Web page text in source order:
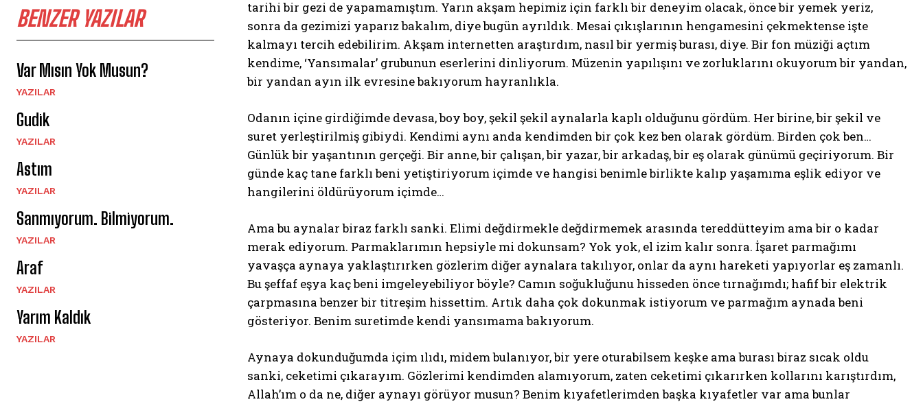
BENZER YAZILAR
Var Mısın Yok Musun?
YAZILAR
Gudik
YAZILAR
Astım
YAZILAR
Sanmıyorum. Bilmiyorum.
YAZILAR
Araf
YAZILAR
Yarım Kaldık
YAZILAR
tarihi bir gezi de yapamamıştım. Yarın akşam hepimiz için farklı bir deneyim olacak, önce bir yemek yeriz,
sonra da gezimizi yaparız bakalım, diye bugün ayrıldık. Mesai çıkışlarının hengamesini çekmektense işte
kalmayı tercih edebilirim. Akşam internetten araştırdım, nasıl bir yermiş burası, diye. Bir fon müziği açtım
kendime, ‘Yansımalar’ grubunun eserlerini dinliyorum. Müzenin yapılışını ve zorluklarını okuyorum bir yandan,
bir yandan ayın ilk evresine bakıyorum hayranlıkla.
Odanın içine girdiğimde devasa, boy boy, şekil şekil aynalarla kaplı olduğunu gördüm. Her birine, bir şekil ve
suret yerleştirilmiş gibiydi. Kendimi aynı anda kendimden bir çok kez ben olarak gördüm. Birden çok ben…
Günlük bir yaşantının gerçeği. Bir anne, bir çalışan, bir yazar, bir arkadaş, bir eş olarak günümü geçiriyorum. Bir
günde kaç tane farklı beni yetiştiriyorum içimde ve hangisi benimle birlikte kalıp yaşamıma eşlik ediyor ve
hangilerini öldürüyorum içimde…
Ama bu aynalar biraz farklı sanki. Elimi değdirmekle değdirmemek arasında tereddütteyim ama bir o kadar
merak ediyorum. Parmaklarımın hepsiyle mi dokunsam? Yok yok, el izim kalır sonra. İşaret parmağımı
yavaşça aynaya yaklaştırırken gözlerim diğer aynalara takılıyor, onlar da aynı hareketi yapıyorlar eş zamanlı.
Bu şeffaf eşya kaç beni imgeleyebiliyor böyle? Camın soğukluğunu hisseden önce tırnağımdı; hafif bir elektrik
çarpmasına benzer bir titreşim hissettim. Artık daha çok dokunmak istiyorum ve parmağım aynada beni
gösteriyor. Benim suretimde kendi yansımama bakıyorum.
Aynaya dokunduğumda içim ılıdı, midem bulanıyor, bir yere oturabilsem keşke ama burası biraz sıcak oldu
sanki, ceketimi çıkarayım. Gözlerimi kendimden alamıyorum, zaten ceketimi çıkarırken kollarını karıştırdım,
Allah’ım o da ne, diğer aynayı görüyor musun? Benim kıyafetlerimden başka kıyafetler var ama bunlar